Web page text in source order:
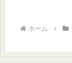
ホーム